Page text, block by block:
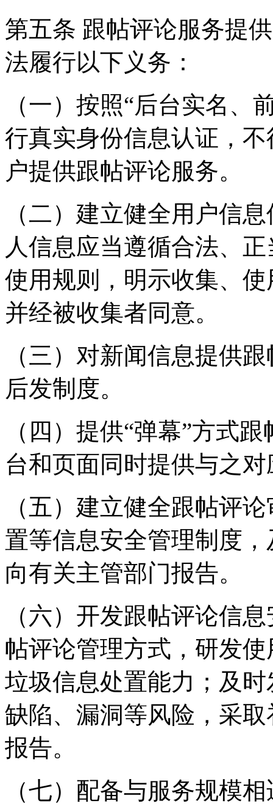
第五条 跟帖评论服务提
法履行以下义务：
（一）按照“后台实名、
行真实身份信息认证，
户提供跟帖评论服务。
（二）建立健全用户信
人信息应当遵循合法、
使用规则，明示收集、
并经被收集者同意。
（三）对新闻信息提供
后发制度。
（四）提供“弹幕”方式
台和页面同时提供与之
（五）建立健全跟帖评
置等信息安全管理制度
向有关主管部门报告。
（六）开发跟帖评论信
帖评论管理方式，研发
垃圾信息处置能力；及
缺陷、漏洞等风险，采
报告。
（七）配备与服务规模